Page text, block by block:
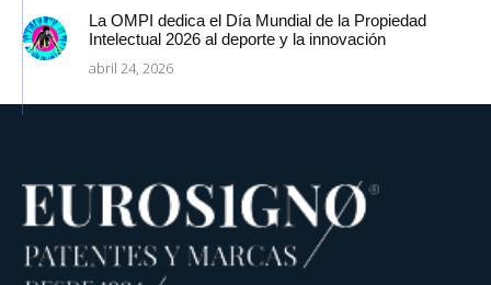
La OMPI dedica el Día Mundial de la Propiedad
Intelectual 2026 al deporte y la innovación
abril 24, 2026